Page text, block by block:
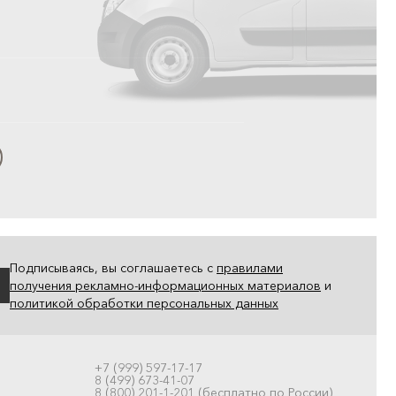
Подписываясь, вы соглашаетесь с правилами
получения рекламно-информационных материалов и
политикой обработки персональных данных
+7 (999) 597-17-17
8 (499) 673-41-07
8 (800) 201-1-201 (бесплатно по России)